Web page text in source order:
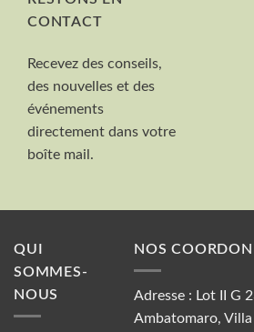
CONTACT
Recevez des conseils,
des nouvelles et des
événements
directement dans votre
boîte mail.
QUI
SOMMES-
NOUS
NOS
Adresse : Lot II G
Ambatomaro, Villa